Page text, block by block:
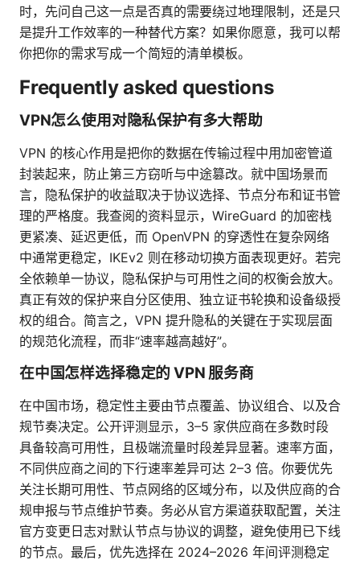
时，先问自己这一点是否真的需要绕过地理限制，还是只
是提升工作效率的一种替代方案？如果你愿意，我可以帮
你把你的需求写成一个简短的清单模板。
Frequently asked questions
VPN怎么使用对隐私保护有多大帮助
VPN 的核心作用是把你的数据在传输过程中用加密管道
封装起来，防止第三方窃听与中途篡改。就中国场景而
言，隐私保护的收益取决于协议选择、节点分布和证书管
理的严格度。我查阅的资料显示，WireGuard 的加密栈
更紧凑、延迟更低，而 OpenVPN 的穿透性在复杂网络
中通常更稳定，IKEv2 则在移动切换方面表现更好。若完
全依赖单一协议，隐私保护与可用性之间的权衡会放大。
真正有效的保护来自分区使用、独立证书轮换和设备级授
权的组合。简言之，VPN 提升隐私的关键在于实现层面
的规范化流程，而非“速率越高越好”。
在中国怎样选择稳定的 VPN 服务商
在中国市场，稳定性主要由节点覆盖、协议组合、以及合
规节奏决定。公开评测显示，3–5 家供应商在多数时段
具备较高可用性，且极端流量时段差异显著。速率方面，
不同供应商之间的下行速率差异可达 2–3 倍。你要优先
关注长期可用性、节点网络的区域分布，以及供应商的合
规申报与节点维护节奏。务必从官方渠道获取配置，关注
官方变更日志对默认节点与协议的调整，避免使用已下线
的节点。最后，优先选择在 2024–2026 年间评测稳定